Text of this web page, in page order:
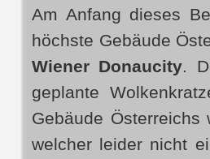
Am Anfang dieses
höchste Gebäude
Wiener Donaucity.
geplante
Gebäude
welcher leider nicht